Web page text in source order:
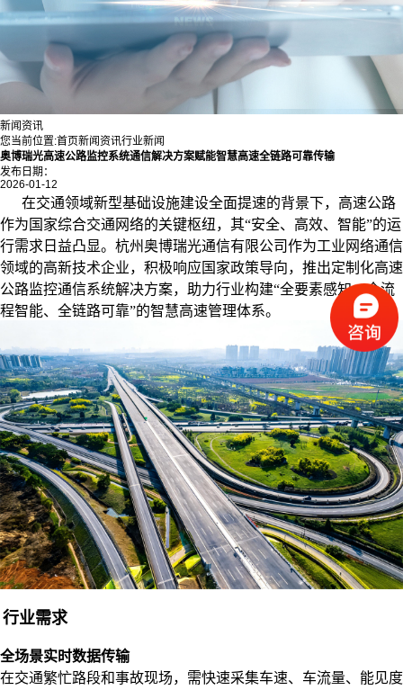
新闻资讯
您当前位置:首页新闻资讯行业新闻
奥博瑞光高速公路监控系统通信解决方案赋能智慧高速全链路可靠传输
发布日期：
2026-01-12
在交通领域新型基础设施建设全面提速的背景下，高速公路
作为国家综合交通网络的关键枢纽，其“安全、高效、智能”的运
行需求日益凸显。杭州奥博瑞光通信有限公司作为工业网络通信
领域的高新技术企业，积极响应国家政策导向，推出定制化高速
公路监控通信系统解决方案，助力行业构建“全要素感知、全流
程智能、全链路可靠”的智慧高速管理体系。
行业需求
全场景实时数据传输
在交通繁忙路段和事故现场，需快速采集车速、车流量、能见度